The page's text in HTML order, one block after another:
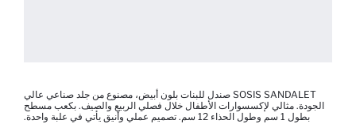
SOSIS SANDALET صندل للبنات بلون أبيض، مصنوع من جلد صناعي عالي
الجودة. مثالي لإكسسوارات الأطفال خلال فصلي الربيع والصيف. بكعب مسطح
بطول 1 سم وطول الحذاء 12 سم. تصميم عملي وأنيق يأتي في علبة واحدة.